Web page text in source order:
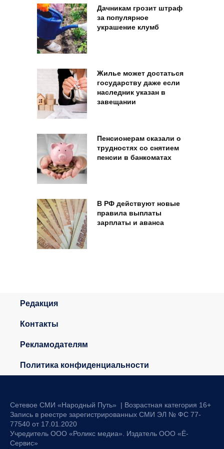
Дачникам грозит штраф
за популярное
украшение клумб
Жилье может достаться
государству даже если
наследник указан в
завещании
Пенсионерам сказали о
трудностях со снятием
пенсии в банкоматах
В РФ действуют новые
правила выплаты
зарплаты и аванса
Редакция
Контакты
Рекламодателям
Политика конфиденциальности
Сетевое СМИ «Народный Путь» | Возрастная категория 16+
Запись в реестре зарегистрированных СМИ ЭЛ № ФС 77-
77540 от 17.01.2020
Учредитель ООО «Роликс медиа». Издатель ООО «Ё-
Сервис»